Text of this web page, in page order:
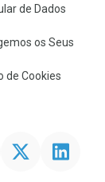
de Dados
os Seus
de Cookies
Twitter Linkedin